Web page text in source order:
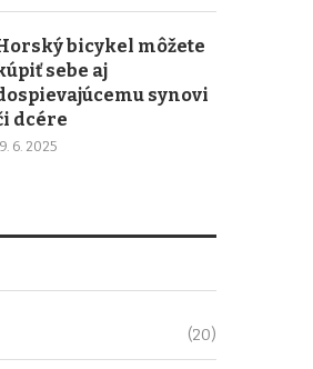
bicykel môžete
sebe aj
synovi
dcére
6. 2025
(20)